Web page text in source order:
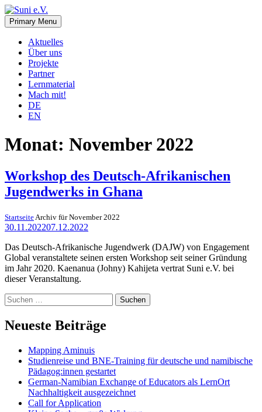
Skip
to
content
Suni e.V.
Deutsch-Namibischer Verein, zur Umsetzung der UN-
Nachhaltigkeitsziele
Primary Menu
Aktuelles
Über uns
Projekte
Partner
Lernmaterial
Mach mit!
DE
EN
Monat: November 2022
Workshop des Deutsch-Afrikanischen
Jugendwerks in Ghana
Startseite Archiv für November 2022
30.11.202207.12.2022
Das Deutsch-Afrikanische Jugendwerk (DAJW) von Engagement
Global veranstaltete seinen ersten Workshop seit seiner Gründung
im Jahr 2020. Kaenanua (Johny) Kahijeta vertrat Suni e.V. bei
dieser Veranstaltung.
Suchen
nach:
Neueste Beiträge
Mapping Aminuis
Studienreise und BNE-Training für deutsche und namibische
Pädagog:innen gestartet
German-Namibian Exchange of Educators als LernOrt
Nachhaltigkeit ausgezeichnet
Call for Application